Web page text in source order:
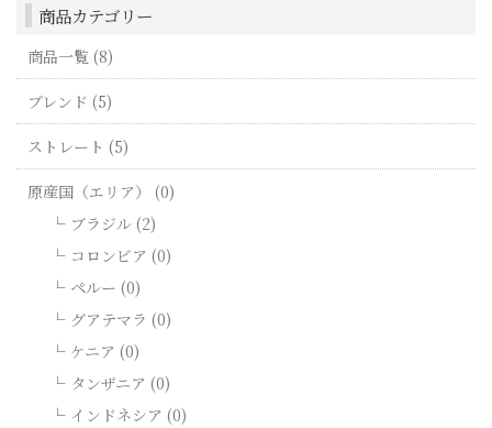
商品カテゴリー
商品一覧 (8)
ブレンド (5)
ストレート (5)
原産国（エリア） (0)
ブラジル (2)
コロンビア (0)
ペルー (0)
グアテマラ (0)
ケニア (0)
タンザニア (0)
インドネシア (0)